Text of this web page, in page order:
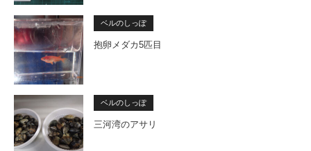
ベルのしっぽ
抱卵メダカ5匹目
ベルのしっぽ
三河湾のアサリ